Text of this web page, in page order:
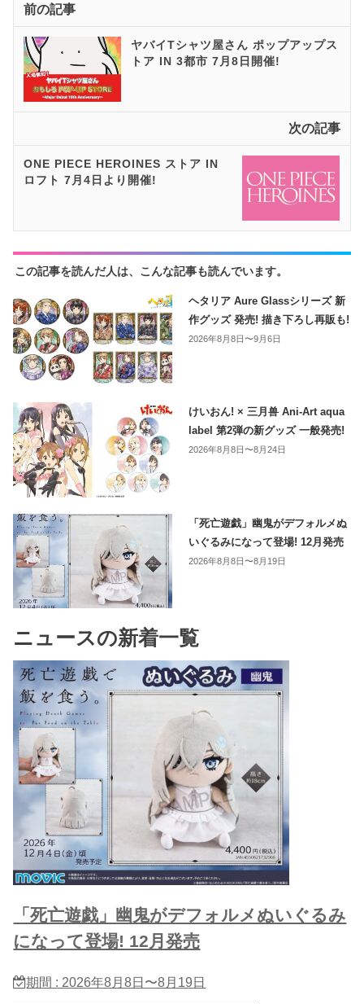
前の記事
ヤバイTシャツ屋さん ポップアップス
トア IN 3都市 7月8日開催!
次の記事
ONE PIECE HEROINES ストア IN
ロフト 7月4日より開催!
この記事を読んだ人は、こんな記事も読んでいます。
ヘタリア Aure Glassシリーズ 新
作グッズ 発売! 描き下ろし再販も!
2026年8月8日〜9月6日
けいおん! × 三月兽 Ani-Art aqua
label 第2弾の新グッズ 一般発売!
2026年8月8日〜8月24日
「死亡遊戯」幽鬼がデフォルメぬ
いぐるみになって登場! 12月発売
2026年8月8日〜8月19日
ニュースの新着一覧
「死亡遊戯」幽鬼がデフォルメぬいぐるみ
になって登場! 12月発売
期間 : 2026年8月8日〜8月19日